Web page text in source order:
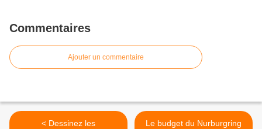
Commentaires
Ajouter un commentaire
< Dessinez les
Le budget du Nurburgring